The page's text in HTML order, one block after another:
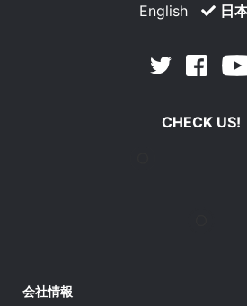
English 日
Twitter
CHECK US!
会社情報